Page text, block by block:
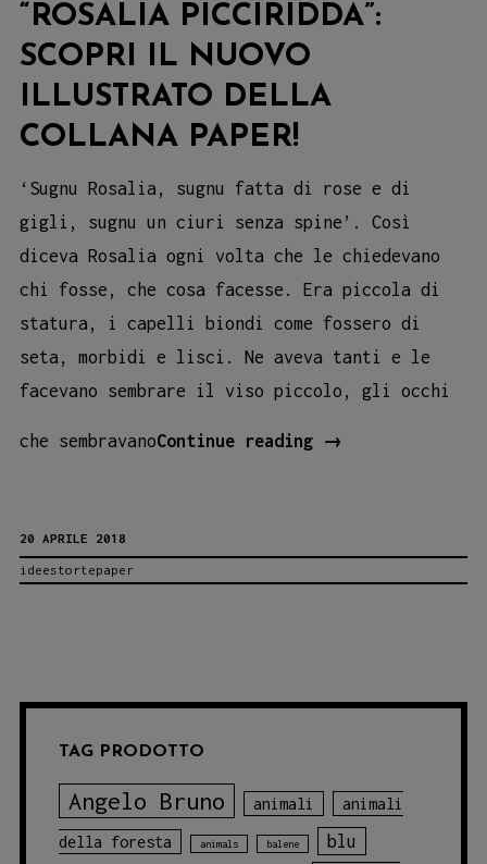
“ROSALIA PICCIRIDDA”:
SCOPRI IL NUOVO
ILLUSTRATO DELLA
COLLANA PAPER!
‘Sugnu Rosalia, sugnu fatta di rose e di
gigli, sugnu un ciuri senza spine’. Così
diceva Rosalia ogni volta che le chiedevano
chi fosse, che cosa facesse. Era piccola di
statura, i capelli biondi come fossero di
seta, morbidi e lisci. Ne aveva tanti e le
facevano sembrare il viso piccolo, gli occhi
che sembravanoContinue reading
“Rosalia
Paper!
→
20 APRILE 2018
ideestortepaper
TAG PRODOTTO
Angelo Bruno animali animali
della foresta animals balene blu